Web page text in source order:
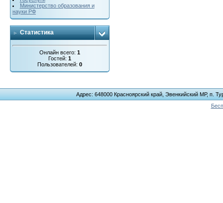
Министерство образования и
науки РФ
Статистика
Онлайн всего: 1
Гостей: 1
Пользователей: 0
Адрес: 648000 Красноярский край, Эвенкийский МР, п.